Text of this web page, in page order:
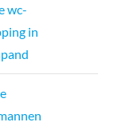
wc-
in